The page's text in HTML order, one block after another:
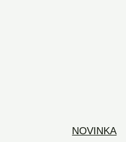
NOVINKA